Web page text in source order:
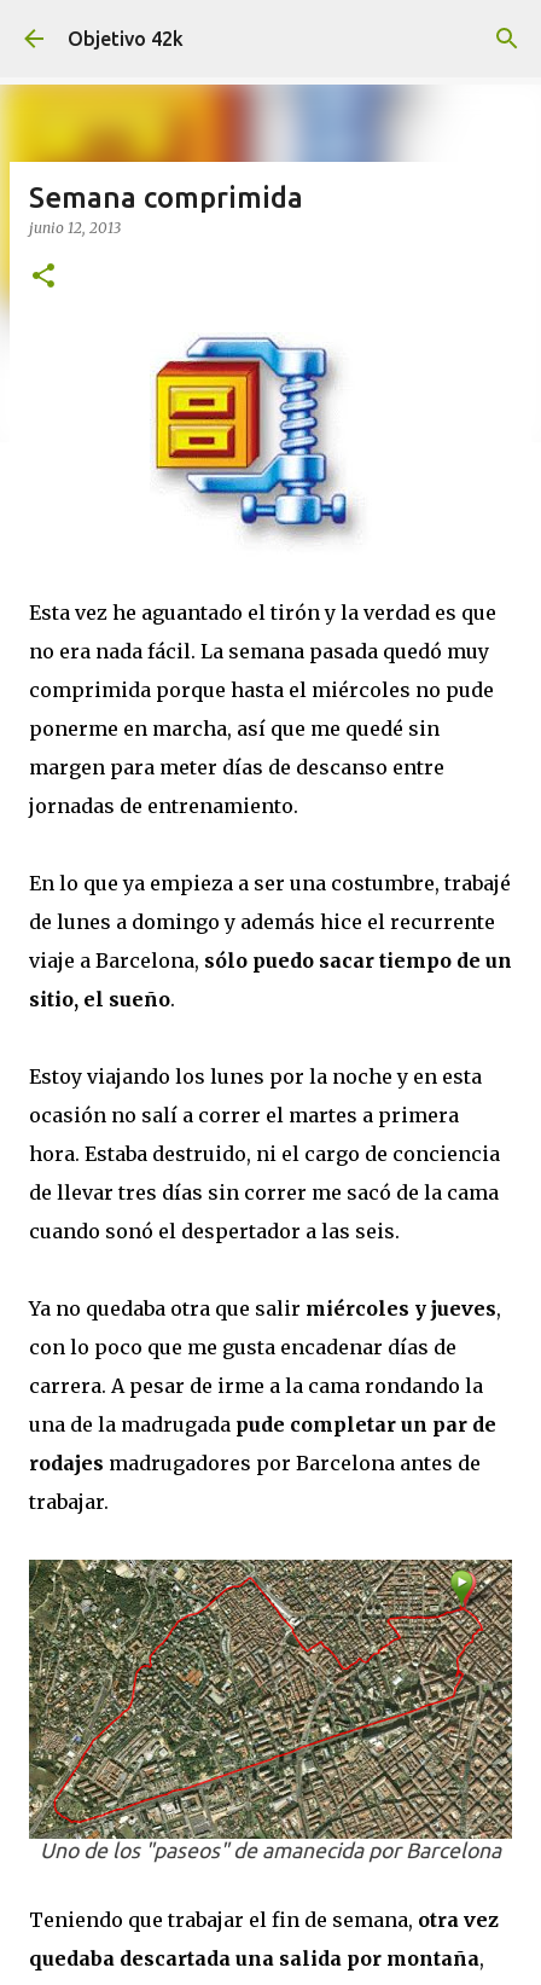
Ir al contenido principal
Objetivo 42k
Semana comprimida
junio 12, 2013
Esta vez he aguantado el tirón y la verdad es que
no era nada fácil. La semana pasada quedó muy
comprimida porque hasta el miércoles no pude
ponerme en marcha, así que me quedé sin
margen para meter días de descanso entre
jornadas de entrenamiento.
En lo que ya empieza a ser una costumbre, trabajé
de lunes a domingo y además hice el recurrente
viaje a Barcelona, sólo puedo sacar tiempo de un
sitio, el sueño.
Estoy viajando los lunes por la noche y en esta
ocasión no salí a correr el martes a primera
hora. Estaba destruido, ni el cargo de conciencia
de llevar tres días sin correr me sacó de la cama
cuando sonó el despertador a las seis.
Ya no quedaba otra que salir miércoles y jueves,
con lo poco que me gusta encadenar días de
carrera. A pesar de irme a la cama rondando la
una de la madrugada pude completar un par de
rodajes madrugadores por Barcelona antes de
trabajar.
Uno de los "paseos" de amanecida por Barcelona
Teniendo que trabajar el fin de semana, otra vez
quedaba descartada una salida por montaña,